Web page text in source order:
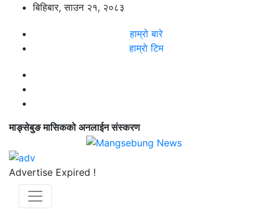
बिहिबार, साउन २१, २०८३
हाम्रो बारे
हाम्राे टिम
माङ्सेबुङ मासिकको अनलाईन संस्करण
Advertise Expired !